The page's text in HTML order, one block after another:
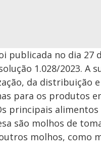
publicada no dia 27
1.028/2023. A
da distribuição
para os produtos
principais
são molhos de
molhos, como